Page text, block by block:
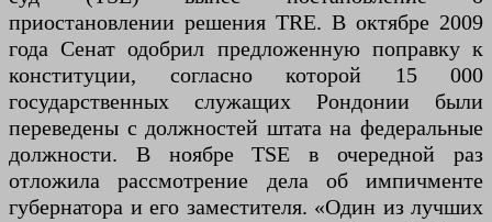
приостановлении решения TRE. В октябре 2009
года Сенат одобрил предложенную поправку к
конституции, согласно которой 15 000
государственных служащих Рондонии были
переведены с должностей штата на федеральные
должности. В ноябре TSE в очередной раз
отложила рассмотрение дела об импичменте
губернатора и его заместителя. «Один из лучших